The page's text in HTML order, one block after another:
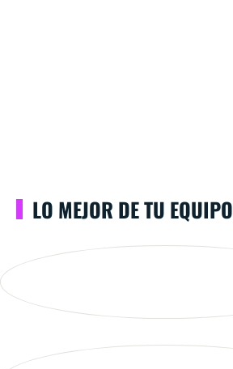
LO MEJOR DE TU EQUIPO